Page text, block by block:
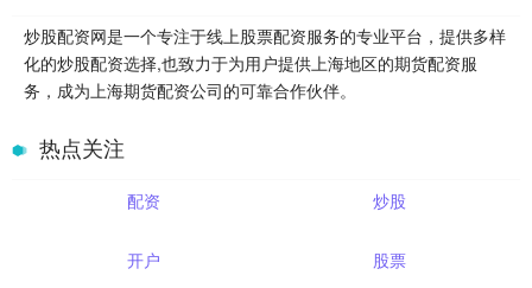
炒股配资网是一个专注于线上股票配资服务的专业平台，提供多样
化的炒股配资选择,也致力于为用户提供上海地区的期货配资服
务，成为上海期货配资公司的可靠合作伙伴。
热点关注
配资 炒股
开户 股票